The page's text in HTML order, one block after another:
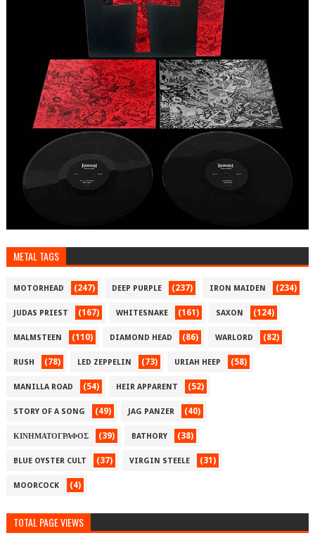
METAL TAGS
MOTORHEAD (247) DEEP PURPLE (237) IRON MAIDEN (234)
JUDAS PRIEST (167) WHITESNAKE (161) SAXON (124)
MALMSTEEN (110) DIAMOND HEAD (86) WARLORD (82)
RUSH (78) LED ZEPPELIN (73) URIAH HEEP (58)
MANILLA ROAD (54) HEIR APPARENT (52)
STORY OF A SONG (49) JAG PANZER (40)
ΚΙΝΗΜΑΤΟΓΡΑΦΟΣ (39) BATHORY (38)
BLUE OYSTER CULT (37) VIRGIN STEELE (31)
MOORCOCK (4)
TOTAL PAGE VIEWS